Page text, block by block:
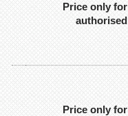
Price only for
authorised
Price only for